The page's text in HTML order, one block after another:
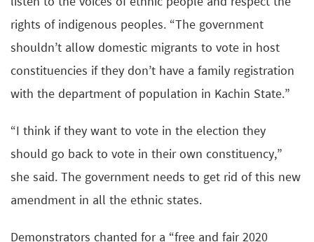
rights of indigenous peoples. “The government
shouldn’t allow domestic migrants to vote in host
constituencies if they don’t have a family registration
with the department of population in Kachin State.”
“I think if they want to vote in the election they
should go back to vote in their own constituency,”
she said. The government needs to get rid of this new
amendment in all the ethnic states.
Demonstrators chanted for a “free and fair 2020